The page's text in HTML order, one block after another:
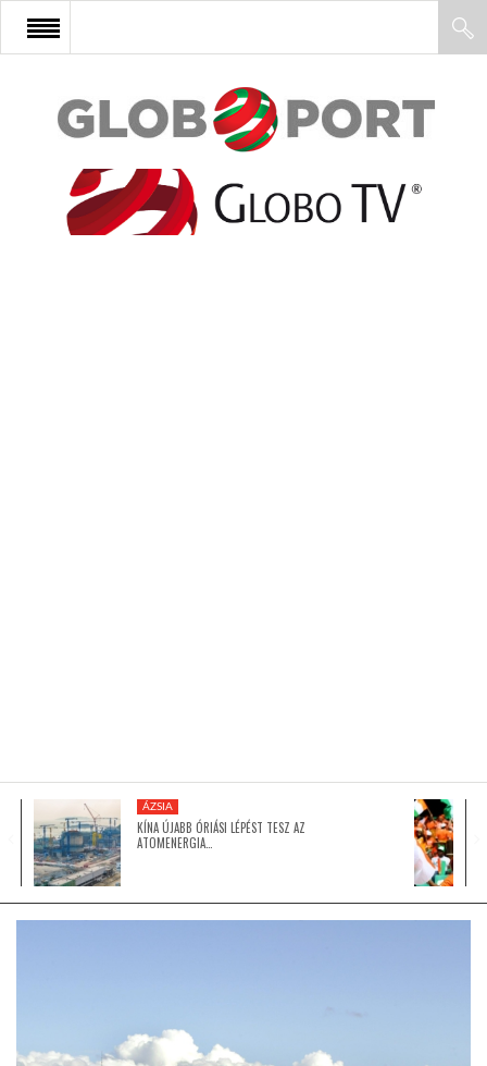
FŐOLDAL
AFRIKA
GLOBOTV BP
ÁZSIA
KÍNA ÚJABB ÓRIÁSI LÉPÉST TESZ AZ
ATOMENERGIA…